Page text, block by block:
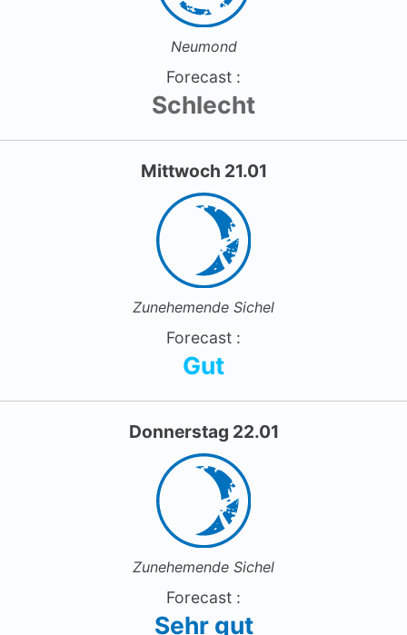
Neumond
Forecast :
Schlecht
Mittwoch 21.01
Zunehemende Sichel
Forecast :
Gut
Donnerstag 22.01
Zunehemende Sichel
Forecast :
Sehr gut